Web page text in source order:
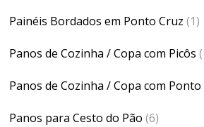
Painéis Bordados em Ponto Cruz (1)
Panos de Cozinha / Copa com Picôs
Panos de Cozinha / Copa com Ponto
Panos para Cesto do Pão (6)